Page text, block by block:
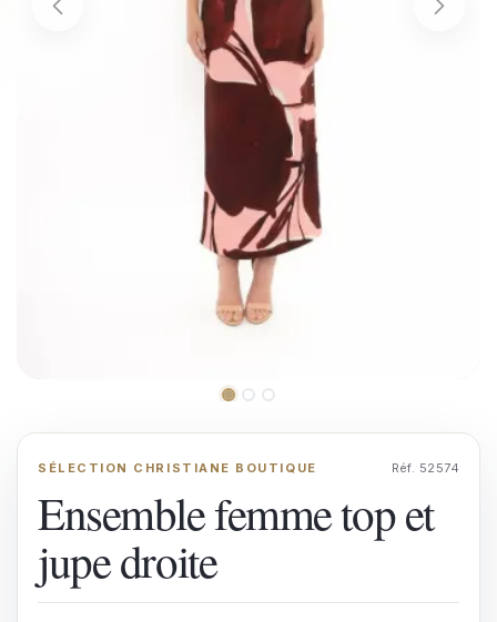
SÉLECTION CHRISTIANE BOUTIQUE Réf. 52574
Ensemble femme top et
jupe droite